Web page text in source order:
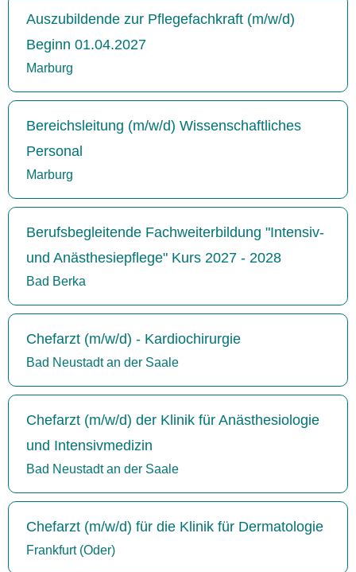
Auszubildende zur Pflegefachkraft (m/w/d)
Beginn 01.04.2027
Marburg
Bereichsleitung (m/w/d) Wissenschaftliches
Personal
Marburg
Berufsbegleitende Fachweiterbildung "Intensiv-
und Anästhesiepflege" Kurs 2027 - 2028
Bad Berka
Chefarzt (m/w/d) - Kardiochirurgie
Bad Neustadt an der Saale
Chefarzt (m/w/d) der Klinik für Anästhesiologie
und Intensivmedizin
Bad Neustadt an der Saale
Chefarzt (m/w/d) für die Klinik für Dermatologie
Frankfurt (Oder)